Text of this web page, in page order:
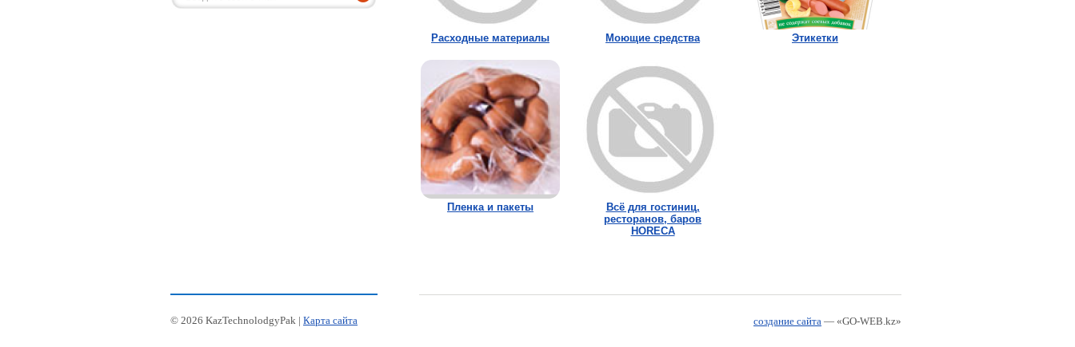
Расходные материалы Моющие средства Этикетки
Пленка и пакеты
Всё для гостиниц,
ресторанов, баров
HORECA
© 2026 KazTechnolodgyPak | Карта сайта создание сайта — «GO-WEB.kz»